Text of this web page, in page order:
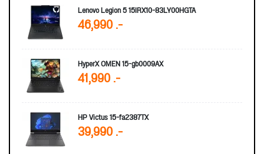
Lenovo Legion 5 15IRX10-83LY00HGTA
46,990 .-
HyperX OMEN 15-gb0009AX
41,990 .-
HP Victus 15-fa2387TX
39,990 .-